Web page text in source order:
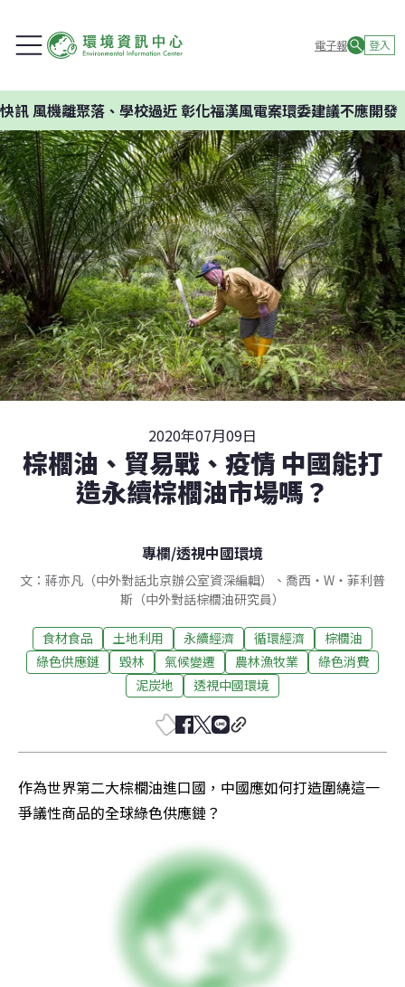
電子報 登入
落、學校過近 彰化福漢風電案環委建議不應開發
2020年07月09日
棕櫚油、貿易戰、疫情 中國能打
造永續棕櫚油市場嗎？
專欄/透視中國環境
文：蔣亦凡（中外對話北京辦公室資深編輯）、喬西・W・菲利普
斯（中外對話棕櫚油研究員）
食材食品 土地利用 永續經濟 循環經濟
棕櫚油
綠色供應鏈
毀林 氣候變遷 農林漁牧業
綠色消費
泥炭地
透視中國環境
作為世界第二大棕櫚油進口國，中國應如何打造圍繞這一
爭議性商品的全球綠色供應鏈？